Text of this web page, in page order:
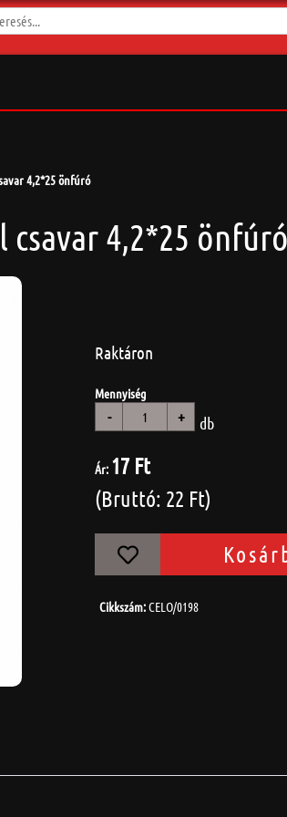
4,2*25 önfúró
csavar 4,2*25
Raktáron
Mennyiség
- + db
Ár: 17 Ft
(Bruttó: 22 Ft)
Cikkszám:CELO/0198